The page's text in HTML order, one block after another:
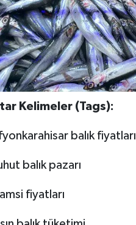
Kelimeler (Tags):
balık fiyatları
balık pazarı
fiyatları